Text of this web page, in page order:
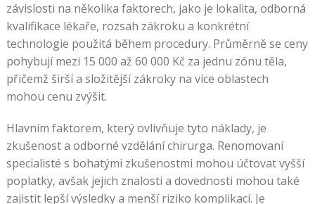
závislosti na několika faktorech, jako je lokalita, odborná
kvalifikace lékaře, rozsah zákroku a konkrétní
technologie použitá během procedury. Průměrně se ceny
pohybují mezi 15 000 až 60 000 Kč za jednu zónu těla,
přičemž širší a složitější zákroky na více oblastech
mohou cenu zvýšit.
Hlavním faktorem, který ovlivňuje tyto náklady, je
zkušenost a odborné vzdělání chirurga. Renomovaní
specialisté s bohatými zkušenostmi mohou účtovat vyšší
poplatky, avšak jejich znalosti a dovednosti mohou také
zajistit lepší výsledky a menší riziko komplikací. Je